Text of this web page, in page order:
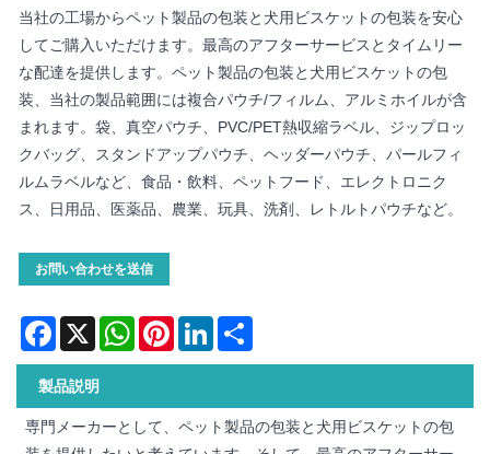
当社の工場からペット製品の包装と犬用ビスケットの包装を安心
してご購入いただけます。最高のアフターサービスとタイムリー
な配達を提供します。ペット製品の包装と犬用ビスケットの包
装、当社の製品範囲には複合パウチ/フィルム、アルミホイルが含
まれます。袋、真空パウチ、PVC/PET熱収縮ラベル、ジップロッ
クバッグ、スタンドアップパウチ、ヘッダーパウチ、パールフィ
ルムラベルなど、食品・飲料、ペットフード、エレクトロニク
ス、日用品、医薬品、農業、玩具、洗剤、レトルトパウチなど。
お問い合わせを送信
Facebook
X WhatsAppPinterestLinkedIn
製品説明
専門メーカーとして、ペット製品の包装と犬用ビスケットの包